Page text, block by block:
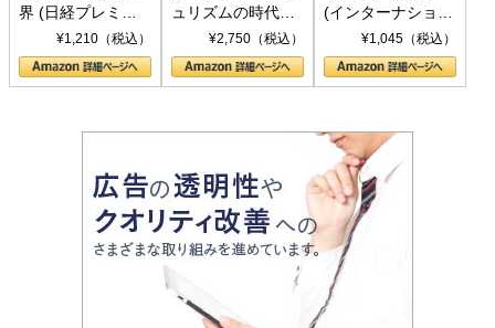
界 (日経プレミア
シリーズ)¥1,210（税込）
ュリズムの時代：
〈ヤヌス〉の二つ
の顔
¥2,750（税込）
(インターナショナ
ル新書)¥1,045（税込）